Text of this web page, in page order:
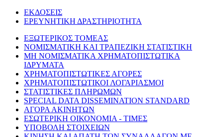
ΕΚΔΟΣΕΙΣ
ΕΡΕΥΝΗΤΙΚΗ ΔΡΑΣΤΗΡΙΟΤΗΤΑ
ΕΞΩΤΕΡΙΚΟΣ ΤΟΜΕΑΣ
ΝΟΜΙΣΜΑΤΙΚΗ ΚΑΙ ΤΡΑΠΕΖΙΚΗ ΣΤΑΤΙΣΤΙΚΗ
ΜΗ ΝΟΜΙΣΜΑΤΙΚΑ ΧΡΗΜΑΤΟΠΙΣΤΩΤΙΚΑ
ΙΔΡΥΜΑΤΑ
ΧΡΗΜΑΤΟΠΙΣΤΩΤΙΚΕΣ ΑΓΟΡΕΣ
ΧΡΗΜΑΤΟΠΙΣΤΩΤΙΚΟΙ ΛΟΓΑΡΙΑΣΜΟΙ
ΣΤΑΤΙΣΤΙΚΕΣ ΠΛΗΡΩΜΩΝ
SPECIAL DATA DISSEMINATION STANDARD
ΑΓΟΡΑ ΑΚΙΝΗΤΩΝ
ΕΣΩΤΕΡΙΚΗ ΟΙΚΟΝΟΜΙΑ - ΤΙΜΕΣ
ΥΠΟΒΟΛΗ ΣΤΟΙΧΕΙΩΝ